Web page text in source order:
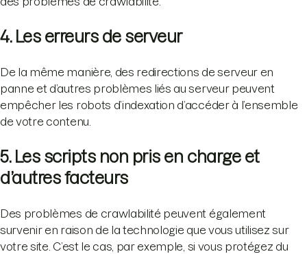
4. Les erreurs de serveur
De la même manière, des redirections de serveur en
panne et d’autres problèmes liés au serveur peuvent
empêcher les robots d’indexation d’accéder à l’ensemble
de votre contenu.
5. Les scripts non pris en charge et
d’autres facteurs
Des problèmes de crawlabilité peuvent également
survenir en raison de la technologie que vous utilisez sur
votre site. C’est le cas, par exemple, si vous protégez du